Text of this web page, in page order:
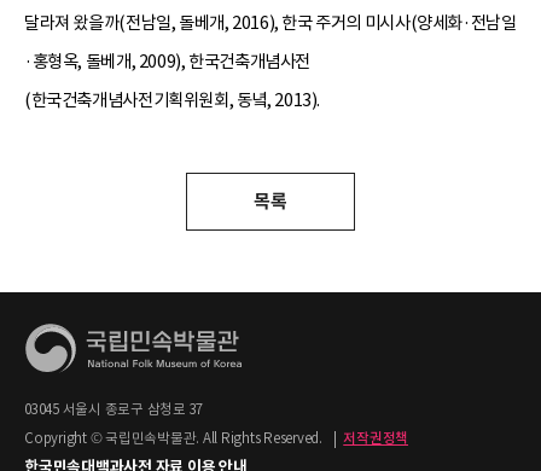
달라져 왔을까(전남일, 돌베개, 2016), 한국 주거의 미시사(양세화·전남일
·홍형옥, 돌베개, 2009), 한국건축개념사전
(한국건축개념사전기획위원회, 동녘, 2013).
목록
03045 서울시 종로구 삼청로 37
Copyright © 국립민속박물관. All Rights Reserved.
저작권정책